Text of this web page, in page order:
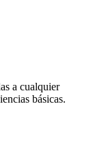
a cualquier
básicas.